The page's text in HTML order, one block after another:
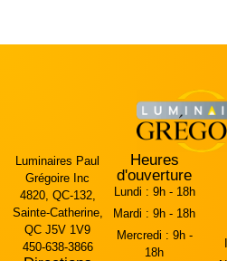
Luminaires Paul
Grégoire Inc
4820, QC-132,
Sainte-Catherine,
QC J5V 1V9
450-638-3866
Heures
d'ouverture
Lundi : 9h - 18h
Mardi : 9h - 18h
Mercredi : 9h -
18h